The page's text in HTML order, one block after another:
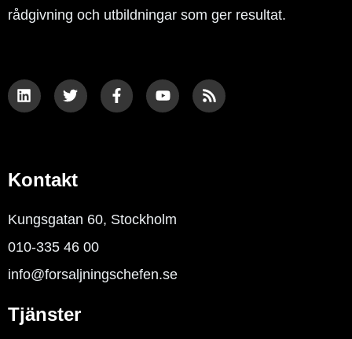
rådgivning och utbildningar som ger resultat.
i
n
k
n
w
i
t
a
c
e
o
u
t
s
s
Kontakt
Kungsgatan 60, Stockholm
010-335 46 00
info@forsaljningschefen.se
Tjänster